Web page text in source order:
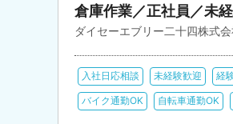
倉庫作業／正社員／未
ダイセーエブリー二十四株式
入社日応相談 未経験歓迎 経
バイク通勤OK 自転車通勤OK